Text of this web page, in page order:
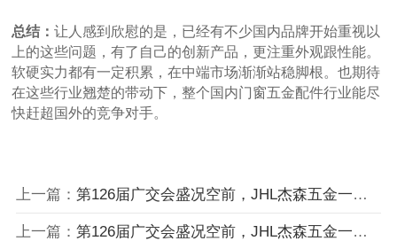
总结：让人感到欣慰的是，已经有不少国内品牌开始重视以
上的这些问题，有了自己的创新产品，更注重外观跟性能。
软硬实力都有一定积累，在中端市场渐渐站稳脚根。也期待
在这些行业翘楚的带动下，整个国内门窗五金配件行业能尽
快赶超国外的竞争对手。
上一篇： 第126届广交会盛况空前，JHL杰森五金一路前行
上一篇： 第126届广交会盛况空前，JHL杰森五金一路前行